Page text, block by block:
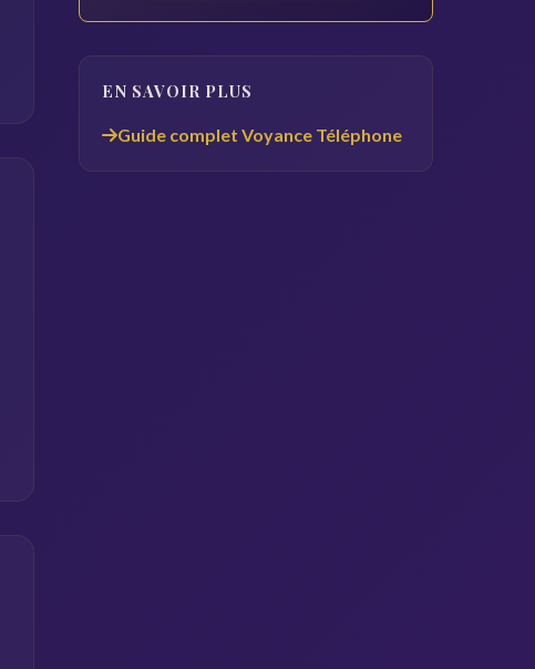
EN SAVOIR PLUS
Guide complet Voyance Téléphone